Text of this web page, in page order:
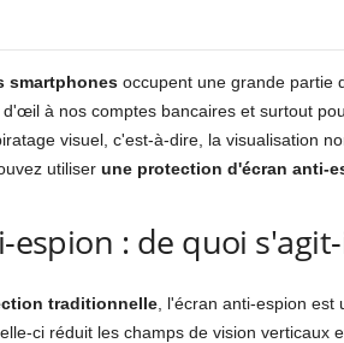
smartphones occupent une grande partie
à nos comptes bancaires et surtout
visuel, c'est-à-dire, la visualisation
utiliser une protection d'écran anti-
espion : de quoi
traditionnelle, l'écran anti-espion est
ci réduit les champs de vision verticaux